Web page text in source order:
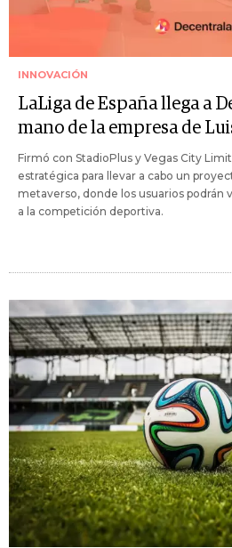
INNOVACIÓN
LaLiga de España llega a
mano de la empresa de
Firmó con StadioPlus y Vegas City
estratégica para llevar a cabo un
metaverso, donde los usuarios podrán
a la competición deportiva.